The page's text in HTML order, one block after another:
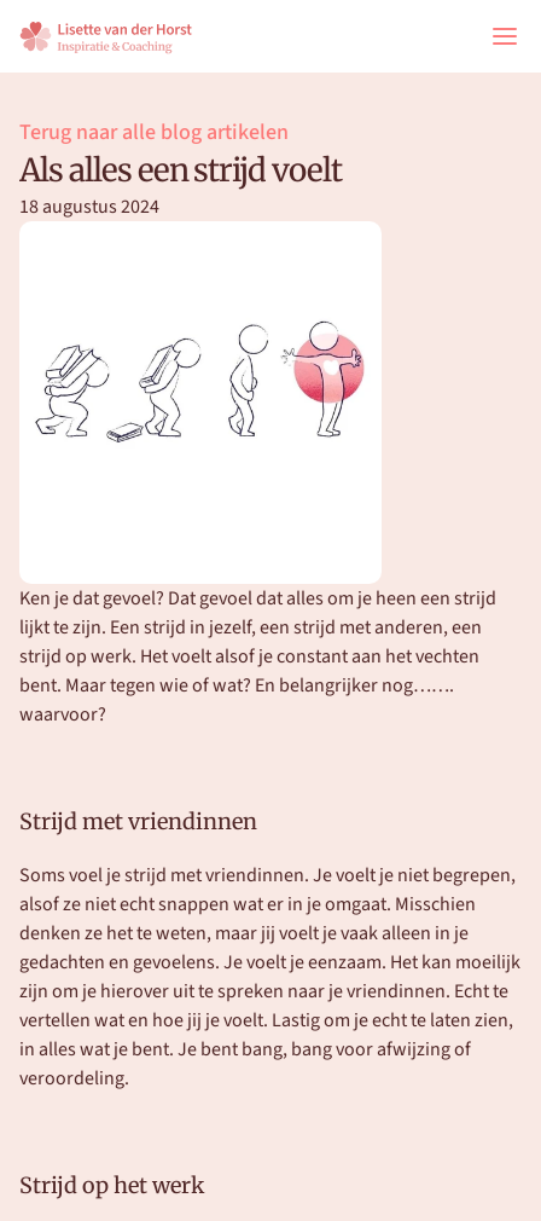
Terug naar alle blog artikelen
Als alles een strijd voelt
18 augustus 2024
Ken je dat gevoel? Dat gevoel dat alles om je heen een strijd
lijkt te zijn. Een strijd in jezelf, een strijd met anderen, een
strijd op werk. Het voelt alsof je constant aan het vechten
bent. Maar tegen wie of wat? En belangrijker nog…….
waarvoor?
Strijd met vriendinnen
Soms voel je strijd met vriendinnen. Je voelt je niet begrepen,
alsof ze niet echt snappen wat er in je omgaat. Misschien
denken ze het te weten, maar jij voelt je vaak alleen in je
gedachten en gevoelens. Je voelt je eenzaam. Het kan moeilijk
zijn om je hierover uit te spreken naar je vriendinnen. Echt te
vertellen wat en hoe jij je voelt. Lastig om je echt te laten zien,
in alles wat je bent. Je bent bang, bang voor afwijzing of
veroordeling.
Strijd op het werk